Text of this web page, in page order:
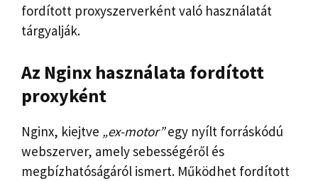
fordított proxyszerverként való használatát
tárgyalják.
Az Nginx használata fordított
proxyként
Nginx, kiejtve „ex-motor”egy nyílt forráskódú
webszerver, amely sebességéről és
megbízhatóságáról ismert. Működhet fordított